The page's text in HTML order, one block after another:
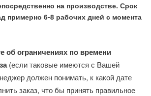
на производстве. Срок
примерно 6-8 рабочих дней с момента
об ограничениях по времени
(если таковые имеются с Вашей
должен понимать, к какой дате
заказ, что бы принять правильное